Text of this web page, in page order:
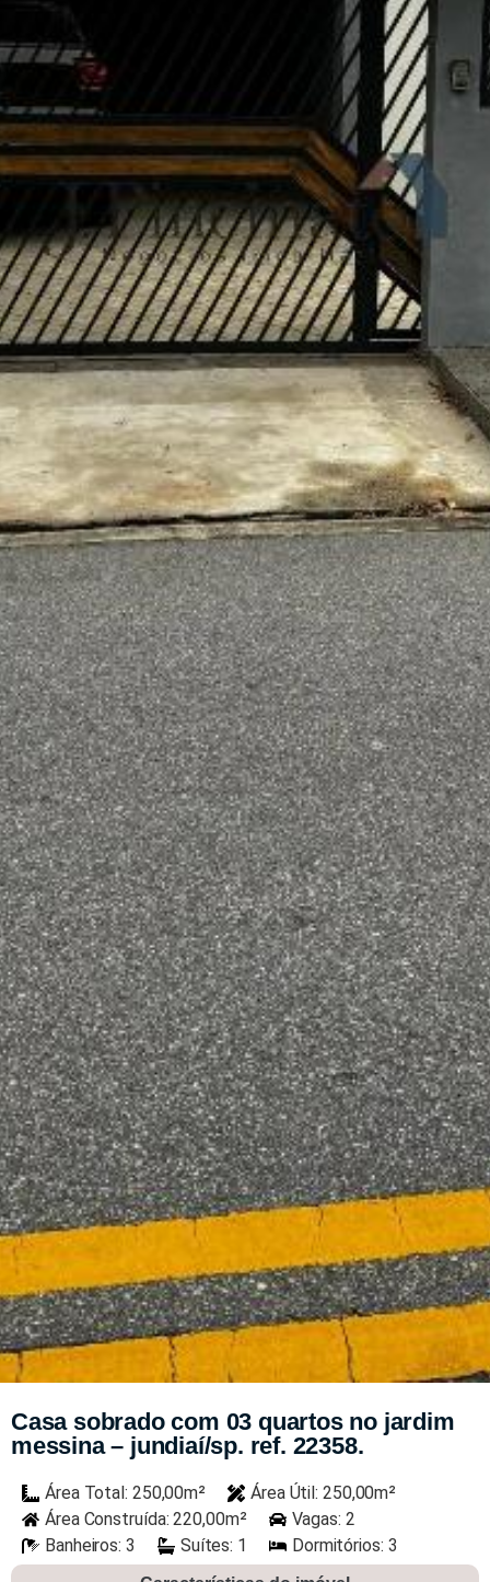
Casa sobrado com 03 quartos no jardim
messina – jundiaí/sp. ref. 22358.
Área Total: 250,00m²
Área Útil: 250,00m²
Área Construída: 220,00m²
Vagas: 2
Banheiros: 3
Suítes: 1 Dormitórios: 3